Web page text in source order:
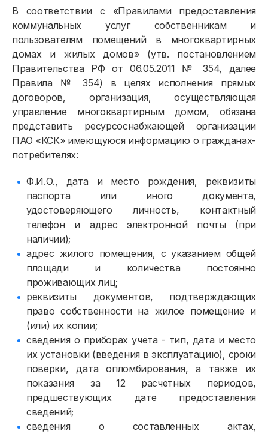
В соответствии с «Правилами предоставления
коммунальных услуг собственникам и
пользователям помещений в многоквартирных
домах и жилых домов» (утв. постановлением
Правительства РФ от 06.05.2011 № 354, далее
Правила № 354) в целях исполнения прямых
договоров, организация, осуществляющая
управление многоквартирным домом, обязана
представить ресурсоснабжающей организации
ПАО «КСК» имеющуюся информацию о гражданах-
потребителях:
Ф.И.О., дата и место рождения, реквизиты
паспорта или иного документа,
удостоверяющего личность, контактный
телефон и адрес электронной почты (при
наличии);
адрес жилого помещения, с указанием общей
площади и количества постоянно
проживающих лиц;
реквизиты документов, подтверждающих
право собственности на жилое помещение и
(или) их копии;
сведения о приборах учета - тип, дата и место
их установки (введения в эксплуатацию), сроки
поверки, дата опломбирования, а также их
показания за 12 расчетных периодов,
предшествующих дате предоставления
сведений;
сведения о составленных актах,